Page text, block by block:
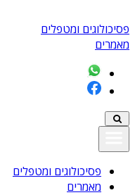
פסיכולוגים ומטפלים
מאמרים
פסיכולוגים ומטפלים
מאמרים